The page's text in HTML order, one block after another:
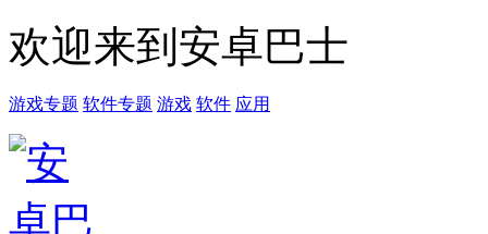
欢迎来到安卓巴士
游戏专题 软件专题 游戏 软件 应用